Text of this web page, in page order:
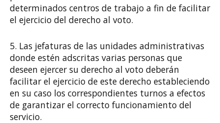
determinados centros de trabajo a fin de facilitar
el ejercicio del derecho al voto.
5. Las jefaturas de las unidades administrativas
donde estén adscritas varias personas que
deseen ejercer su derecho al voto deberán
facilitar el ejercicio de este derecho estableciendo
en su caso los correspondientes turnos a efectos
de garantizar el correcto funcionamiento del
servicio.